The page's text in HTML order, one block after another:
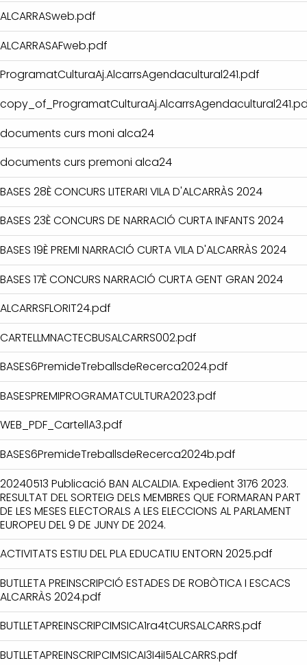
ALCARRASweb.pdf
ALCARRASAFweb.pdf
ProgramatCulturaAj.AlcarrsAgendacultural241.pdf
documents curs moni alca24
documents curs premoni alca24
BASES 28È CONCURS LITERARI VILA D'ALCARRÀS 2024
BASES 23È CONCURS DE NARRACIÓ CURTA INFANTS 2024
BASES 19È PREMI NARRACIÓ CURTA VILA D'ALCARRÀS 2024
BASES 17È CONCURS NARRACIÓ CURTA GENT GRAN 2024
ALCARRSFLORIT24.pdf
CARTELLMNACTECBUSALCARRS002.pdf
BASES6PremideTreballsdeRecerca2024.pdf
BASESPREMIPROGRAMATCULTURA2023.pdf
WEB_PDF_CartellA3.pdf
BASES6PremideTreballsdeRecerca2024b.pdf
20240513 Publicació BAN ALCALDIA. Expedient 3176 2023.
RESULTAT DEL SORTEIG DELS MEMBRES QUE FORMARAN PART
DE LES MESES ELECTORALS A LES ELECCIONS AL PARLAMENT
EUROPEU DEL 9 DE JUNY DE 2024.
ACTIVITATS ESTIU DEL PLA EDUCATIU ENTORN 2025.pdf
BUTLLETA PREINSCRIPCIÓ ESTADES DE ROBÒTICA I ESCACS
ALCARRÀS 2024.pdf
BUTLLETAPREINSCRIPCIMSICA1ra4tCURSALCARRS.pdf
BUTLLETAPREINSCRIPCIMSICAI3I4iI5ALCARRS.pdf